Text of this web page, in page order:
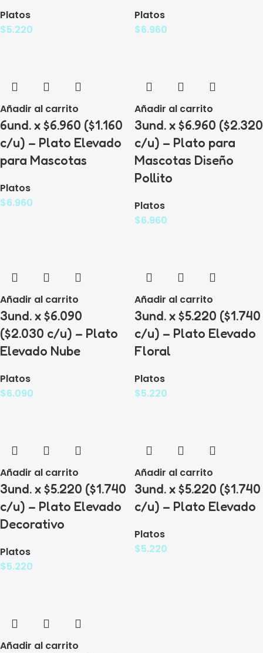
Platos
$5.220
Platos
$6.960
Añadir al carrito
6und. x $6.960 ($1.160
c/u) – Plato Elevado
para Mascotas
Platos
$6.960
Añadir al carrito
3und. x $6.960 ($2.320
c/u) – Plato para
Mascotas Diseño
Pollito
Platos
$6.960
Añadir al carrito
3und. x $6.090
($2.030 c/u) – Plato
Elevado Nube
Platos
$6.090
Añadir al carrito
3und. x $5.220 ($1.740
c/u) – Plato Elevado
Floral
Platos
$5.220
Añadir al carrito
3und. x $5.220 ($1.740
c/u) – Plato Elevado
Decorativo
Platos
$5.220
Añadir al carrito
3und. x $5.220 ($1.740
c/u) – Plato Elevado
Platos
$5.220
Añadir al carrito